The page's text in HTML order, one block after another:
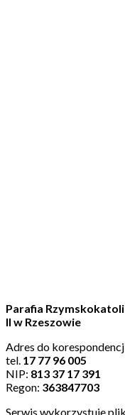
Parafia
II w Rzeszowie
Adres do
tel. 17 77 96 005
NIP: 813 37 17 391
Regon: 363847703
Serwis wykorzystuje